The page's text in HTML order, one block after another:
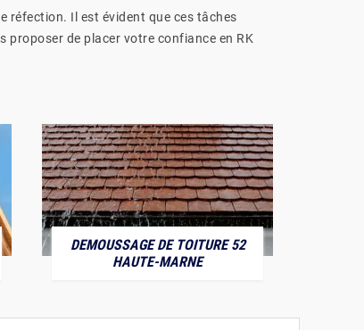
réfection. Il est évident que ces tâches
proposer de placer votre confiance en RK
DEMOUSSAGE DE TOITURE 52
HAUTE-MARNE